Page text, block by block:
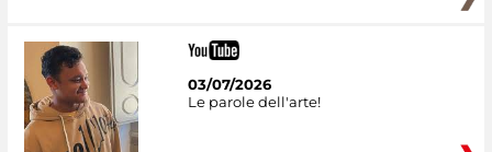
03/07/2026
Le parole dell'arte!